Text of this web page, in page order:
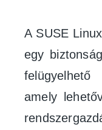
A SUSE
egy
amely